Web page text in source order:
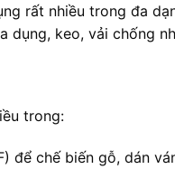
rất nhiều trong đa
dụng, keo, vải chống
trong:
để chế biến gỗ, dán